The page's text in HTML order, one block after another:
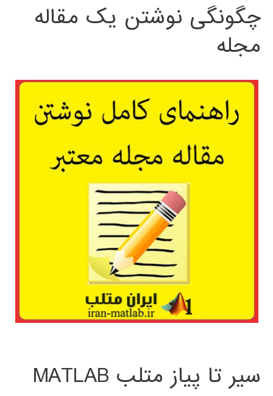
چگونگی نوشتن یک مقاله
مجله
سیر تا پیاز متلب MATLAB